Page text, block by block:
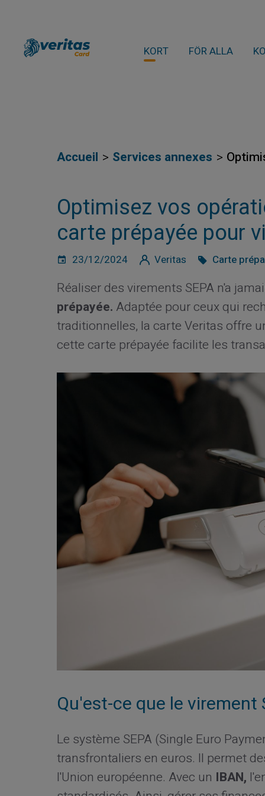
KORT FÖR ALLA
Accueil Services annexes
Optimisez vos
carte prépayée pour
23/12/2024 Veritas Carte
Réaliser des virements SEPA n'a
prépayée. Adaptée pour ceux qui
traditionnelles, la carte Veritas offre
cette carte prépayée facilite les
Qu'est-ce que le virement
Le système SEPA (Single Euro
transfrontaliers en euros. Il permet
l'Union européenne. Avec un IBAN,